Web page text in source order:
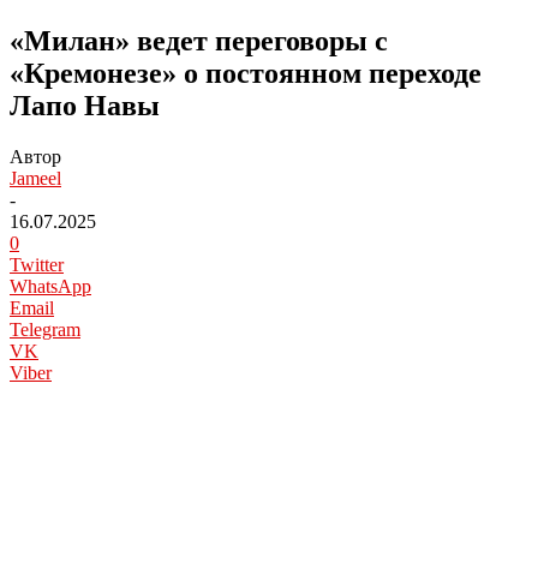
«Милан» ведет переговоры с
«Кремонезе» о постоянном переходе
Лапо Навы
Автор
Jameel
-
16.07.2025
0
Twitter
WhatsApp
Email
Telegram
VK
Viber